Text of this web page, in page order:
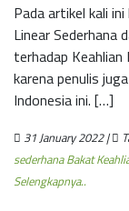
Pada artikel kali
Linear Sederhana
terhadap
karena penulis
Indonesia ini. […]
31 January 2022 |
sederhana Bakat
Selengkapnya..